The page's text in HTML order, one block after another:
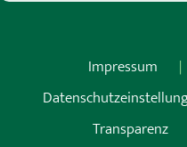
Impressum
Transparenz